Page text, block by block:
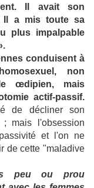
Il avait son
Il a mis toute sa
plus impalpable
conduisent à
non
œdipien, mais
actif-passif.
de décliner son
mais l'obsession
et l'on ne
de cette "maladive
peu ou prou